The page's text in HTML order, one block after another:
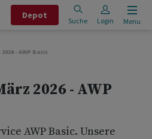
Depot
Suche Login Menu
- AWP Basic
2026 - AWP
AWP Basic. Unsere